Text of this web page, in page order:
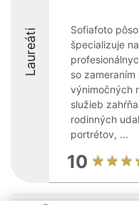
Laureáti
Sofiafoto
špecializuje
so
výnimočných
služieb
rodinných
portrétov, ...
10